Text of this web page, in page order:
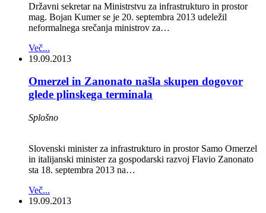
Državni sekretar na Ministrstvu za infrastrukturo in prostor
mag. Bojan Kumer se je 20. septembra 2013 udeležil
neformalnega srečanja ministrov za…
Več...
19.09.2013
Omerzel in Zanonato našla skupen dogovor
glede plinskega terminala
Splošno
Slovenski minister za infrastrukturo in prostor Samo Omerzel
in italijanski minister za gospodarski razvoj Flavio Zanonato
sta 18. septembra 2013 na…
Več...
19.09.2013